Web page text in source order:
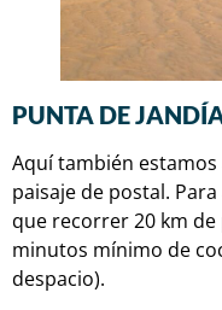
PUNTA DE
Aquí también
paisaje de postal.
que recorrer 20 km de
minutos mínimo de
despacio).